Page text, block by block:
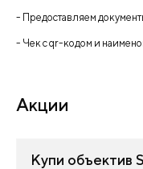
- Предоставляем
- Чек с qr-кодом и
Акции
Купи объектив